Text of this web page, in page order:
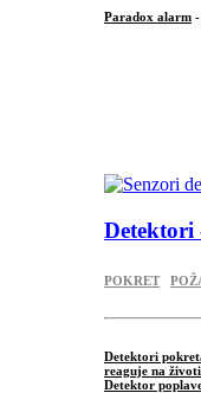
Paradox alarm -
Detektori
POKRET
Detektori
reaguje na
Detektor